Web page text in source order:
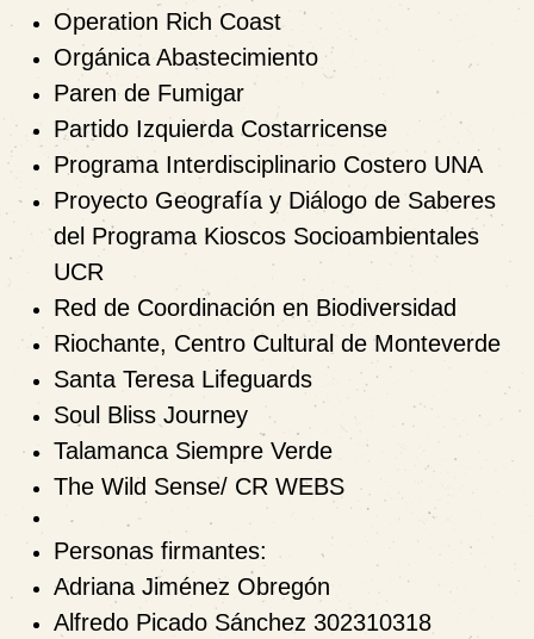
Operation Rich Coast
Orgánica Abastecimiento
Paren de Fumigar
Partido Izquierda Costarricense
Programa Interdisciplinario Costero UNA
Proyecto Geografía y Diálogo de Saberes
del Programa Kioscos Socioambientales
UCR
Red de Coordinación en Biodiversidad
Riochante, Centro Cultural de Monteverde
Santa Teresa Lifeguards
Soul Bliss Journey
Talamanca Siempre Verde
The Wild Sense/ CR WEBS
Personas firmantes:
Adriana Jiménez Obregón
Alfredo Picado Sánchez 302310318